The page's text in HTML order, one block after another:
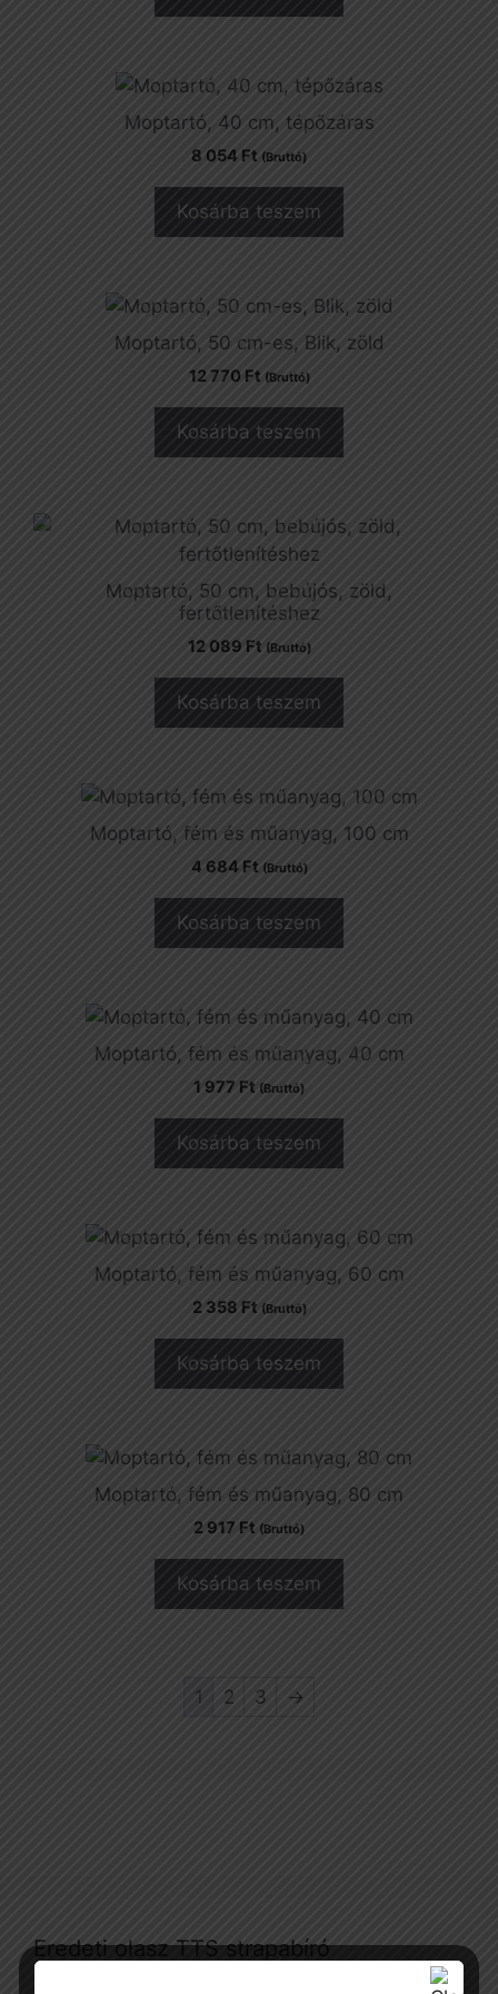
Moptartó, 40 cm, tépőzáras
8 054 Ft (Bruttó)
Kosárba teszem
Moptartó, 50 cm-es, Blik, zöld
12 770 Ft (Bruttó)
Kosárba teszem
Moptartó, 50 cm, bebújós, zöld,
fertőtlenítéshez
12 089 Ft (Bruttó)
Kosárba teszem
Moptartó, fém és műanyag, 100 cm
4 684 Ft (Bruttó)
Kosárba teszem
Moptartó, fém és műanyag, 40 cm
1 977 Ft (Bruttó)
Kosárba teszem
Moptartó, fém és műanyag, 60 cm
2 358 Ft (Bruttó)
Kosárba teszem
Moptartó, fém és műanyag, 80 cm
2 917 Ft (Bruttó)
Kosárba teszem
1 2 3 →
Eredeti olasz TTS strapabíró